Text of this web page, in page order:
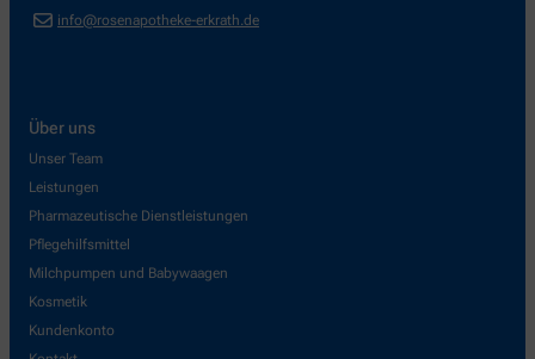
info@rosenapotheke-erkrath.de
Über uns
Unser Team
Leistungen
Pharmazeutische Dienstleistungen
Pflegehilfsmittel
Milchpumpen und Babywaagen
Kosmetik
Kundenkonto